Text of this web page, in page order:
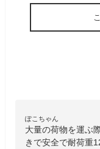
ぽこちゃん
大量の荷物を運ぶ
きで安全で耐荷重